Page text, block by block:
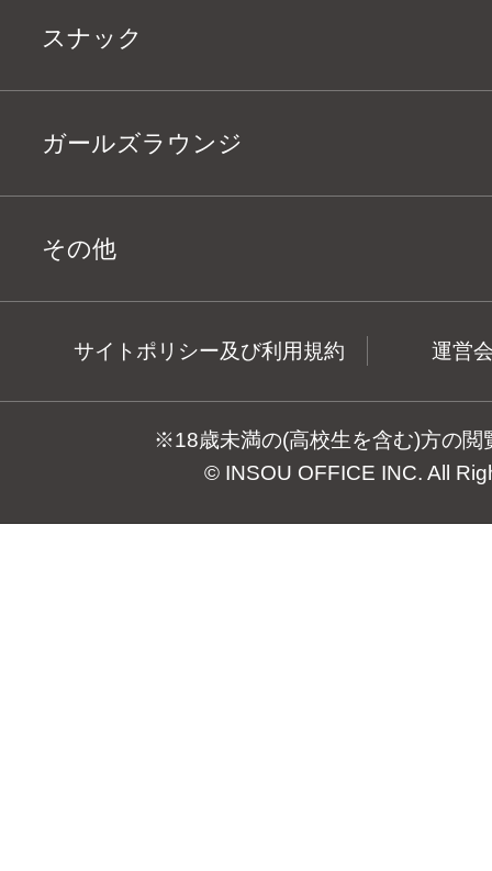
スナック
ガールズラウンジ
その他
サイトポリシー及び利用規約 運営
※18歳未満の(高校生を含む)方の閲
© INSOU OFFICE INC. All